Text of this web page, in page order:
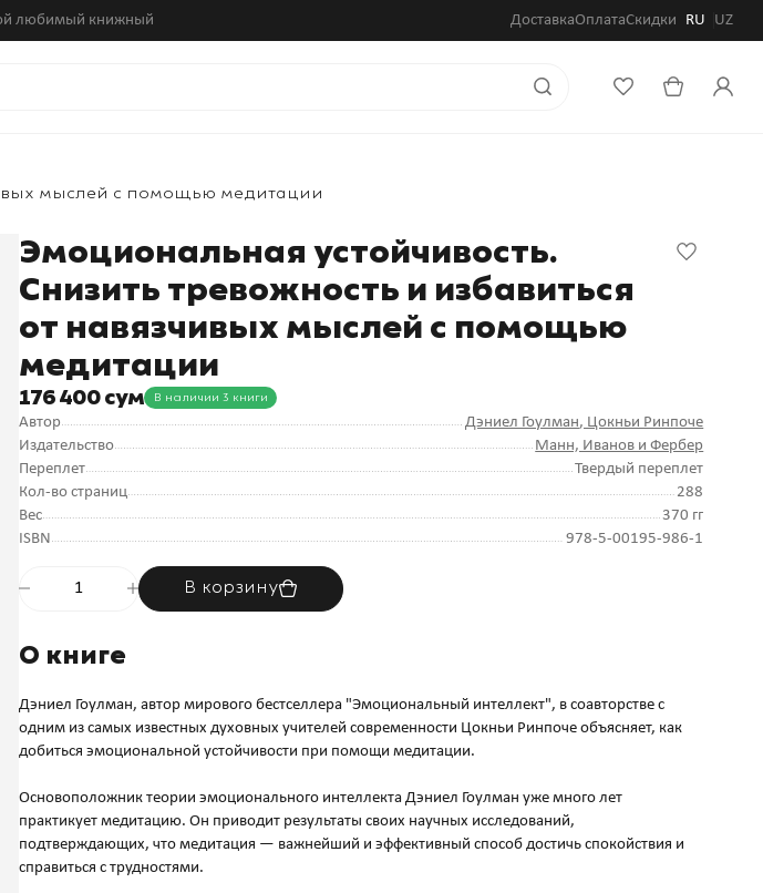
любимый книжный ДоставкаОплатаСкидки RU UZ
мыслей с помощью медитации
Эмоциональная устойчивость.
Снизить тревожность и избавиться
от навязчивых мыслей с помощью
медитации
176 400 сум В наличии 3 книги
Автор Дэниел Гоулман, Цокньи Ринпоче
Издательство
Манн, Иванов и Фербер
Переплет
Твердый переплет
Кол-во страниц
288
Вес
370 гг
ISBN
978-5-00195-986-1
В корзину
О книге
Дэниел Гоулман, автор мирового бестселлера "Эмоциональный интеллект", в соавторстве с
одним из самых известных духовных учителей современности Цокньи Ринпоче объясняет, как
добиться эмоциональной устойчивости при помощи медитации.
Основоположник теории эмоционального интеллекта Дэниел Гоулман уже много лет
практикует медитацию. Он приводит результаты своих научных исследований,
подтверждающих, что медитация — важнейший и эффективный способ достичь спокойствия и
справиться с трудностями.